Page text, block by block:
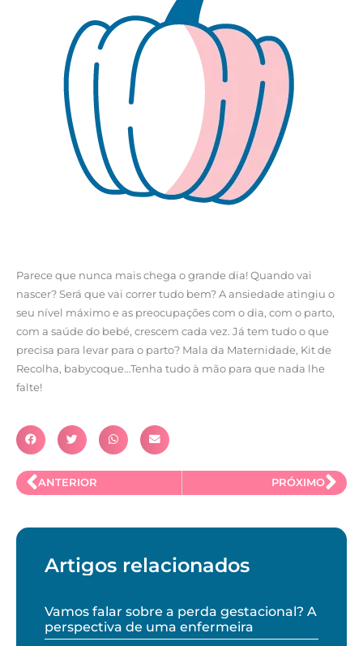
Parece que nunca mais chega o grande dia! Quando vai
nascer? Será que vai correr tudo bem? A ansiedade atingiu o
seu nível máximo e as preocupações com o dia, com o parto,
com a saúde do bebé, crescem cada vez. Já tem tudo o que
precisa para levar para o parto? Mala da Maternidade, Kit de
Recolha, babycoque…Tenha tudo à mão para que nada lhe
falte!
ANTERIOR PRÓXIMO
Artigos relacionados
Vamos falar sobre a perda gestacional? A
perspectiva de uma enfermeira